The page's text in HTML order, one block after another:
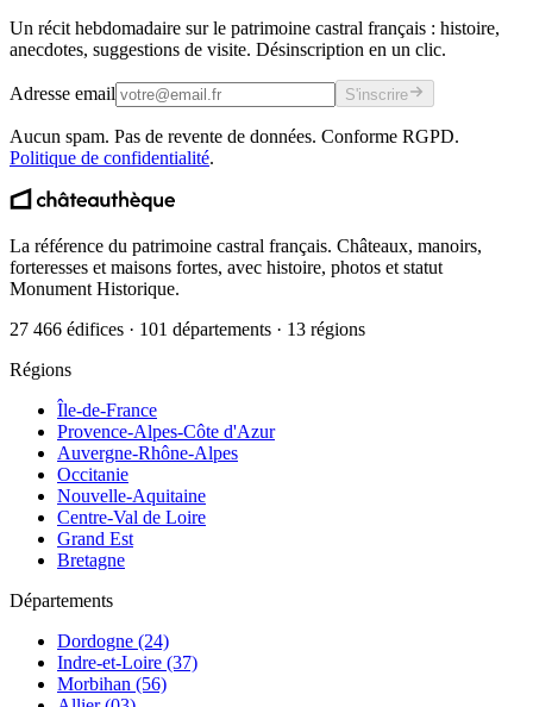
Un récit hebdomadaire sur le patrimoine castral français : histoire,
anecdotes, suggestions de visite. Désinscription en un clic.
Adresse email S'inscrire
Aucun spam. Pas de revente de données. Conforme RGPD.
Politique de confidentialité.
La référence du patrimoine castral français. Châteaux, manoirs,
forteresses et maisons fortes, avec histoire, photos et statut
Monument Historique.
27 466 édifices · 101 départements · 13 régions
Régions
Île-de-France
Provence-Alpes-Côte d'Azur
Auvergne-Rhône-Alpes
Occitanie
Nouvelle-Aquitaine
Centre-Val de Loire
Grand Est
Bretagne
Départements
Dordogne (24)
Indre-et-Loire (37)
Morbihan (56)